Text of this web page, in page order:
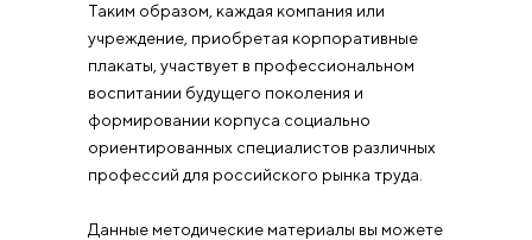
Таким образом, каждая компания или
учреждение, приобретая корпоративные
плакаты, участвует в профессиональном
воспитании будущего поколения и
формировании корпуса социально
ориентированных специалистов различных
профессий для российского рынка труда.
Данные методические материалы вы можете